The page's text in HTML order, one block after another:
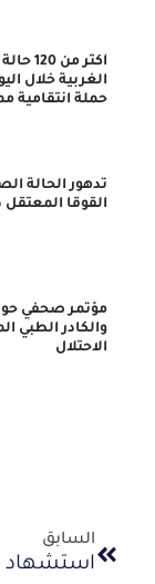
أكثر
الغربية خلال
حملة انتقامية
تدهور الحالة
القوقا
مؤتمر صحفي
والكادر الطبي
الاحتلال
السابق